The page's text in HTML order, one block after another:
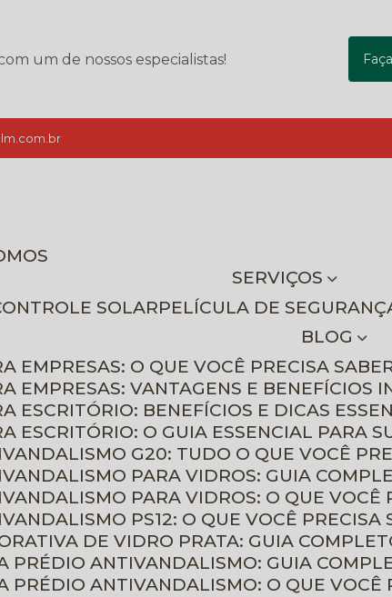
um de nossos especialistas!
SERVIÇOS
SOLAR
PELÍCULA DE
BLOG
EMPRESAS: O QUE VOCÊ PRECISA
EMPRESAS: VANTAGENS E BENEFÍCIOS
ESCRITÓRIO: BENEFÍCIOS E DICAS
ESCRITÓRIO: O GUIA ESSENCIAL PARA
G20: TUDO O QUE VOCÊ
PARA VIDROS: GUIA
PARA VIDROS: O QUE VOCÊ
PS12: O QUE VOCÊ PRECISA
DE VIDRO PRATA: GUIA
PRÉDIO ANTIVANDALISMO: GUIA
PRÉDIO ANTIVANDALISMO: O QUE VOCÊ